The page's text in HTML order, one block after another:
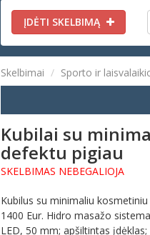
ĮDĖTI SKELBIMĄ
Skelbimai Sporto ir
Kubilai su
defektu pigiau
SKELBIMAS NEBEGALIOJA
Kubilus su minimaliu
1400 Eur. Hidro masažo
LED, 50 mm; apšiltintas